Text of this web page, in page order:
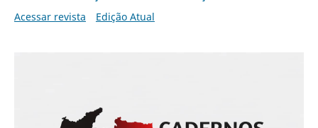
Acessar revista
Edição Atual